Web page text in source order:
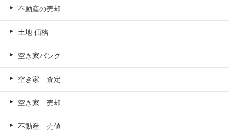
不動産の売却
土地 価格
空き家バンク
空き家 査定
空き家 売却
不動産 売値